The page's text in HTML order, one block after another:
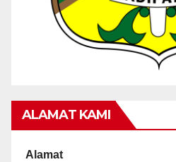
ALAMAT KAMI
Alamat